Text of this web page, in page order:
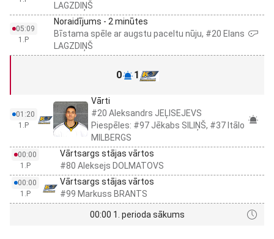
LAGZDIŅŠ
05:09
1.P
Noraidījums - 2 minūtes
Bīstama spēle ar augstu paceltu nūju, #20 Elans
LAGZDIŅŠ
0 1
01:20
1.P
Vārti
#20 Aleksandrs JEĻISEJEVS
Piespēles: #97 Jēkabs SILIŅŠ, #37 Itālo
MILBERGS
00:00
1.P
Vārtsargs stājas vārtos
#80 Aleksejs DOLMATOVS
00:00
1.P
Vārtsargs stājas vārtos
#99 Markuss BRANTS
00:00 1. perioda sākums